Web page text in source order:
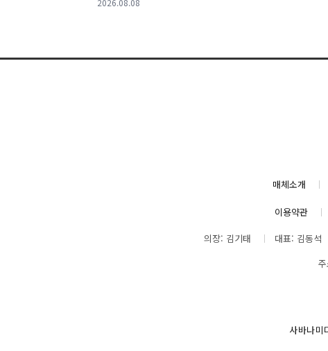
매체소개
이용약관
의장: 김기태
대표: 김동석
사바나미